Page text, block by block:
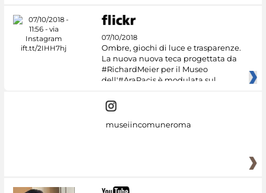
07/10/2018
Ombre, giochi di luce e trasparenze.
La nuova nuova teca progettata da
#RichardMeier per il Museo
dell'#AraPacis è modulata sul
museiincomuneroma